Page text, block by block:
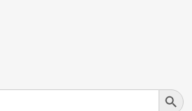
Search